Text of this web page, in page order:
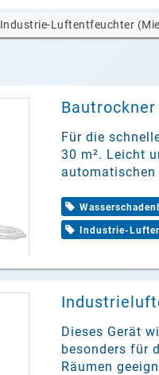
Industrie-Luftentfeuchter
Für die
30 m². Leicht
Industrie-
Dieses Gerät
besonders für
Räumen